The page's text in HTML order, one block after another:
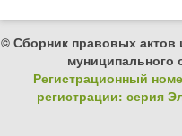
© Сборник правовых
муниципального
Регистрационный
регистрации: серия